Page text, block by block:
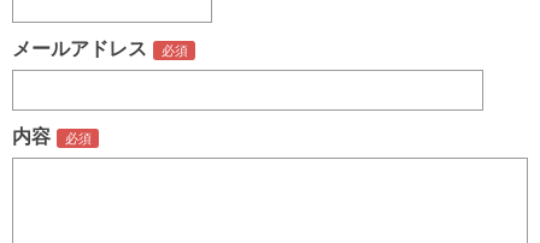
メールアドレス
内容